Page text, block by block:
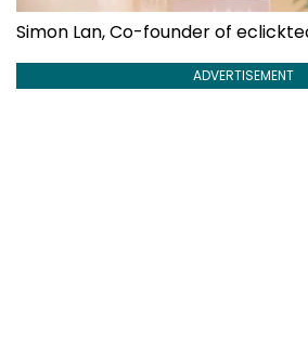
Simon Lan, Co-founder of
ADVERTISEMENT